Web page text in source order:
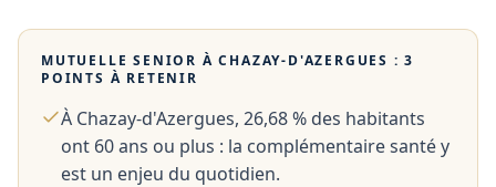
MUTUELLE SENIOR ÀCHAZAY-D'AZERGUES : 3
POINTS À RETENIR
À Chazay-d'Azergues, 26,68 % des habitants
ont 60 ans ou plus : la complémentaire santé y
est un enjeu du quotidien.